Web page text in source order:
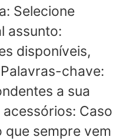
Selecione
assunto:
disponíveis,
chave:
a sua
Caso
que sempre vem